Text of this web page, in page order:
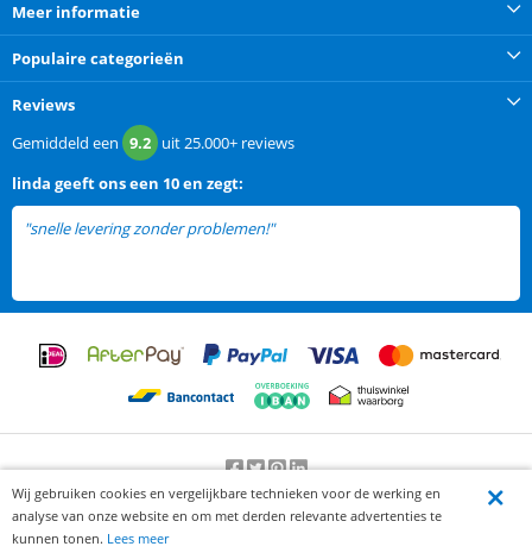
Meer informatie
Populaire categorieën
Reviews
Gemiddeld een 9.2 uit25.000+ reviews
linda geeft ons een 10 en zegt:
"snelle levering zonder problemen!"
Beoordeling door klanten:9.2/10-25000beoordelingen
Wij gebruiken cookies en vergelijkbare technieken voor de werking en
analyse van onze website en om met derden relevante advertenties te
kunnen tonen. Lees meer